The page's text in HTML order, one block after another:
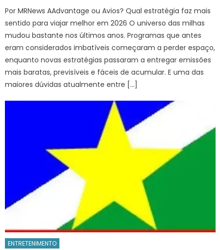
Por MRNews AAdvantage ou Avios? Qual estratégia faz mais
sentido para viajar melhor em 2026 O universo das milhas
mudou bastante nos últimos anos. Programas que antes
eram considerados imbatíveis começaram a perder espaço,
enquanto novas estratégias passaram a entregar emissões
mais baratas, previsíveis e fáceis de acumular. E uma das
maiores dúvidas atualmente entre […]
ENTRETENIMENTO